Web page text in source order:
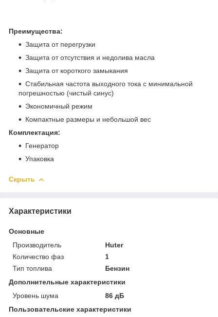
Преимущества:
Защита от перегрузки
Защита от отсутствия и недолива масла
Защита от короткого замыкания
Стабильная частота выходного тока с минимальной
погрешностью (чистый синус)
Экономичный режим
Компактные размеры и небольшой вес
Комплектация:
Генератор
Упаковка
Скрыть
Характеристики
Основные
Производитель
Huter
Количество фаз
1
Тип топлива
Бензин
Дополнительные характеристики
Уровень шума
86 дБ
Пользовательские характеристики